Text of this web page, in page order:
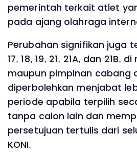
pemerintah terkait atlet
pada ajang olahraga
Perubahan signifikan juga
17, 18, 19, 21, 21A, dan 21B,
maupun pimpinan cabang
diperbolehkan menjabat
periode apabila terpilih
tanpa calon lain dan
persetujuan tertulis dari
KONI.